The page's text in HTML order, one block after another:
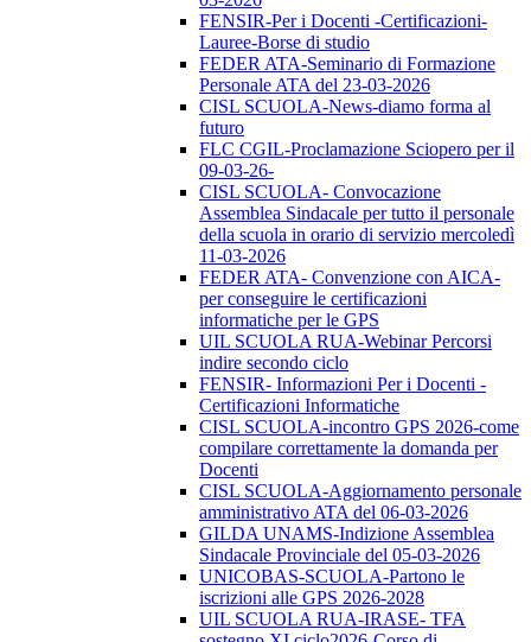
FENSIR-Per i Docenti -Certificazioni-
Lauree-Borse di studio
FEDER ATA-Seminario di Formazione
Personale ATA del 23-03-2026
CISL SCUOLA-News-diamo forma al
futuro
FLC CGIL-Proclamazione Sciopero per il
09-03-26-
CISL SCUOLA- Convocazione
Assemblea Sindacale per tutto il personale
della scuola in orario di servizio mercoledì
11-03-2026
FEDER ATA- Convenzione con AICA-
per conseguire le certificazioni
informatiche per le GPS
UIL SCUOLA RUA-Webinar Percorsi
indire secondo ciclo
FENSIR- Informazioni Per i Docenti -
Certificazioni Informatiche
CISL SCUOLA-incontro GPS 2026-come
compilare correttamente la domanda per
Docenti
CISL SCUOLA-Aggiornamento personale
amministrativo ATA del 06-03-2026
GILDA UNAMS-Indizione Assemblea
Sindacale Provinciale del 05-03-2026
UNICOBAS-SCUOLA-Partono le
iscrizioni alle GPS 2026-2028
UIL SCUOLA RUA-IRASE- TFA